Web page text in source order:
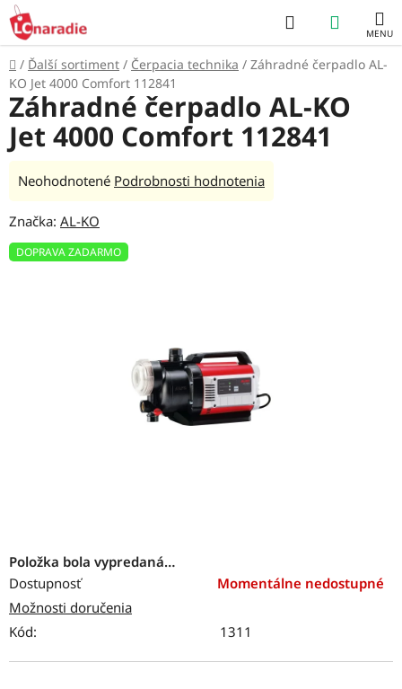
Prejsť
na
obsah
Hľadať
KOŠÍK
Domov
/ Ďalší sortiment / Čerpacia technika / Záhradné čerpadlo AL-
KO Jet 4000 Comfort 112841
Položka bola vypredaná…
Dostupnosť
Momentálne nedostupné
Možnosti doručenia
Kód:
1311
Záhradné čerpadlo AL-KO
Jet 4000 Comfort 112841
Priemerné
produktu
je
Neohodnotené Podrobnosti hodnotenia
Značka: AL-KO
DOPRAVA ZADARMO